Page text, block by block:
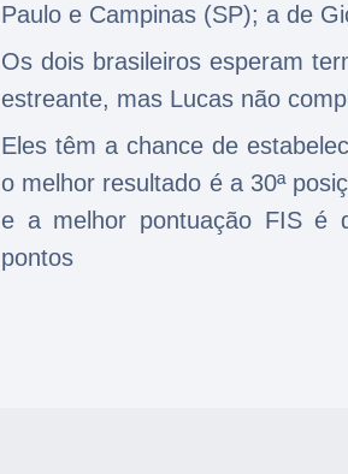
Paulo e Campinas (SP); a de
Os dois brasileiros esperam
estreante, mas Lucas não
Eles têm a chance de
o melhor resultado é a 30ª
e a melhor pontuação FIS é
pontos